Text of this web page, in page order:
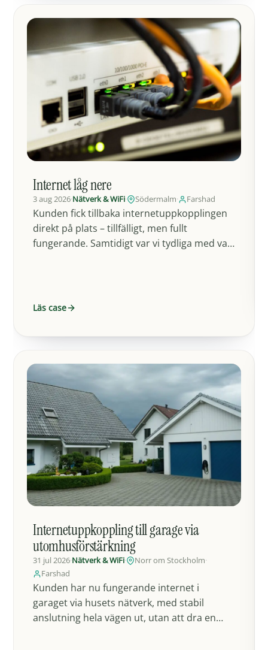
Internet låg nere
3 aug 2026·Nätverk & WiFi· Södermalm· Farshad
Kunden fick tillbaka internetuppkopplingen
direkt på plats – tillfälligt, men fullt
fungerande. Samtidigt var vi tydliga med vad
Läs case
Internetuppkoppling till garage via
utomhusförstärkning
31 jul 2026·Nätverk & WiFi· Norr om Stockholm·
Farshad
Kunden har nu fungerande internet i
garaget via husets nätverk, med stabil
anslutning hela vägen ut, utan att dra en